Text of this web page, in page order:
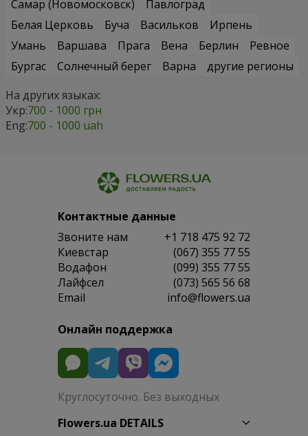
Самар (Новомосковск)
Павлоград
Белая Церковь
Буча Васильков
Ирпень
Умань
Варшава Прага Вена Берлин
Ревное
Бургас
Солнечный берег Варна
другие регионы
На других языках:
Укр:700 - 1000 грн
Eng:700 - 1000 uah
Контактные данные
Звоните нам
+1 718 475 92 72
Киевстар
(067) 355 77 55
Водафон
(099) 355 77 55
Лайфсел
(073) 565 56 68
Email
info@flowers.ua
Онлайн поддержка
Круглосуточно. Без выходных
Flowers.ua DETAILS